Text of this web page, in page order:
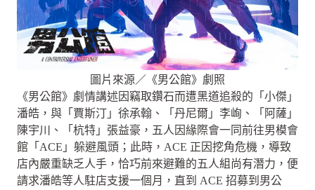
圖片來源／《男公館》劇照
《男公館》劇情講述因竊取鑽石而遭黑道追殺的「小傑」
潘皓，與「賈斯汀」徐承翰、「丹尼爾」李峋、「阿薩」
陳宇川、「杭特」張益豪，五人因緣際會一同前往男模會
館「ACE」躲避風頭；此時，ACE 正因挖角危機，導致
店內嚴重缺乏人手，恰巧前來避難的五人組尚有潛力，便
請求潘皓等人駐店支援一個月，直到 ACE 招募到男公